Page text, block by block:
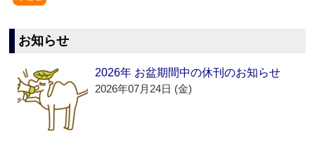
お知らせ
2026年 お盆期間中の休刊のお知らせ
2026年07月24日 (金)